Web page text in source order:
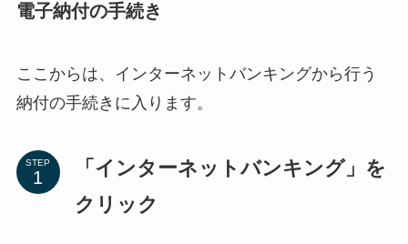
電子納付の手続き
ここからは、インターネットバンキングから行う
納付の手続きに入ります。
STEP
「インターネットバンキング」を
クリック